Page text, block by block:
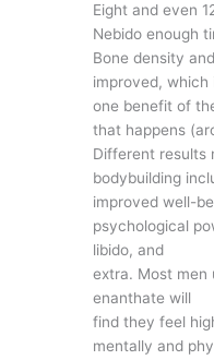
Eight and even
Nebido enough
Bone density
improved, which
one benefit of
that happens
Different results
bodybuilding
improved well-
psychological
libido, and
extra. Most men
enanthate will
find they feel
mentally and